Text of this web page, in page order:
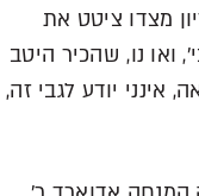
מצדו ציטט את
ואו נו, שהכיר היטב
אינני יודע לגבי זה,